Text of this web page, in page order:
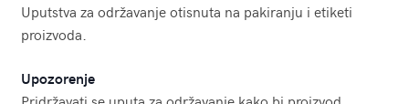
Uputstva za održavanje otisnuta na pakiranju i etiketi
proizvoda.
Upozorenje